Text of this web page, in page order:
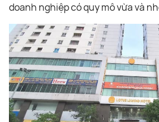
doanh nghiệp có quy mô vừa và